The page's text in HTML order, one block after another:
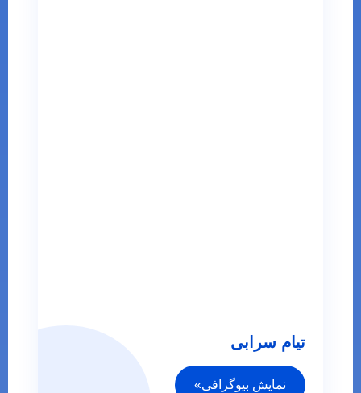
تیام سرابی
نمایش بیوگرافی»